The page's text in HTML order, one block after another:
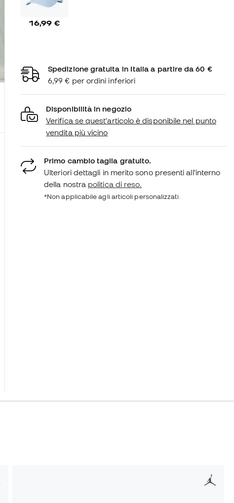
16,99 €
Spedizione gratuita in Italia a partire da 60 €
6,99 € per ordini inferiori
Disponibilità in negozio
Verifica se quest'articolo è disponibile nel punto
vendita più vicino
Primo cambio taglia gratuito.
Ulteriori dettagli in merito sono presenti all'interno
della nostra politica di reso.
*Non applicabile agli articoli personalizzati.